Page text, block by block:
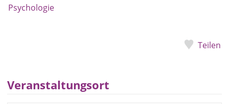
Psychologie
Teilen
Veranstaltungsort